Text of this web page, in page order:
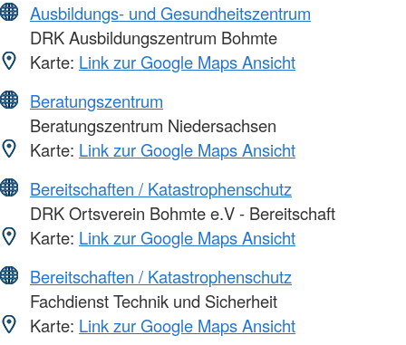
Ausbildungs- und Gesundheitszentrum
DRK Ausbildungszentrum Bohmte
Karte: Link zur Google Maps Ansicht
Beratungszentrum
Beratungszentrum Niedersachsen
Karte: Link zur Google Maps Ansicht
Bereitschaften / Katastrophenschutz
DRK Ortsverein Bohmte e.V - Bereitschaft
Karte: Link zur Google Maps Ansicht
Bereitschaften / Katastrophenschutz
Fachdienst Technik und Sicherheit
Karte: Link zur Google Maps Ansicht